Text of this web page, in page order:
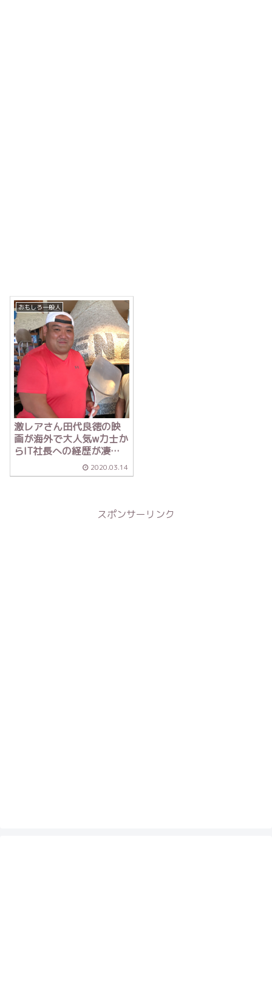
おもしろ一般人
激レアさん田代良徳の映
画が海外で大人気w力士か
らIT社長への経歴が凄
2020.03.14
スポンサーリンク